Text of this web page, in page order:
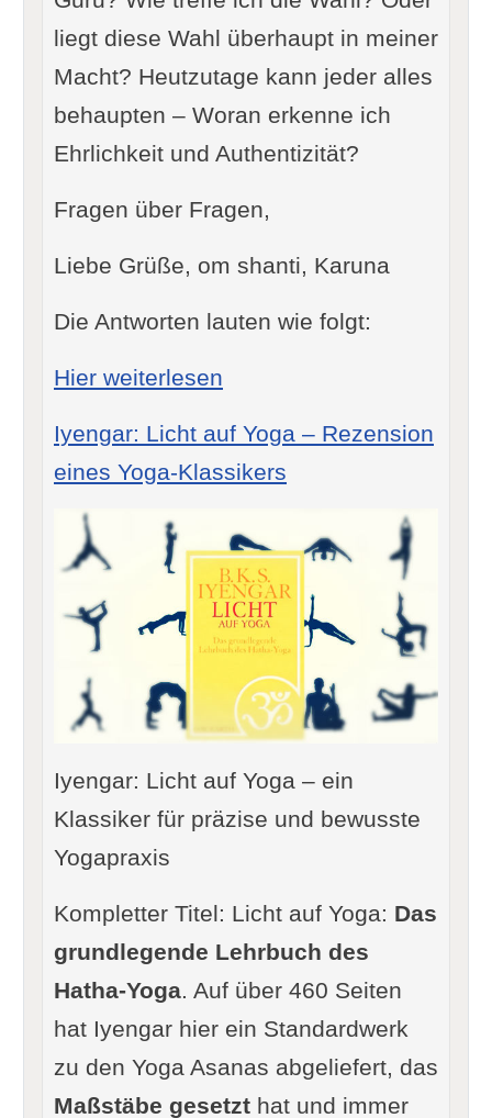
liegt diese Wahl überhaupt in meiner
Macht? Heutzutage kann jeder alles
behaupten – Woran erkenne ich
Ehrlichkeit und Authentizität?
Fragen über Fragen,
Liebe Grüße, om shanti, Karuna
Die Antworten lauten wie folgt:
Hier weiterlesen
Iyengar: Licht auf Yoga – Rezension
eines Yoga-Klassikers
Iyengar: Licht auf Yoga – ein
Klassiker für präzise und bewusste
Yogapraxis
Kompletter Titel: Licht auf Yoga: Das
grundlegende Lehrbuch des
Hatha-Yoga. Auf über 460 Seiten
hat Iyengar hier ein Standardwerk
zu den Yoga Asanas abgeliefert, das
Maßstäbe gesetzt hat und immer